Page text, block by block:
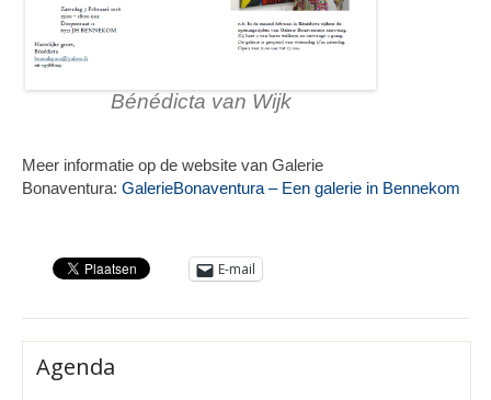
Bénédicta van Wijk
Meer informatie op de website van Galerie
Bonaventura: GalerieBonaventura – Een galerie in Bennekom
E-mail
Agenda